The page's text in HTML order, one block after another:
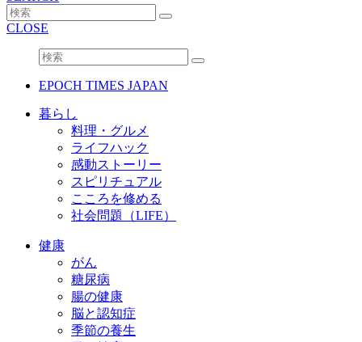
CLOSE
EPOCH TIMES JAPAN
暮らし
料理・グルメ
ライフハック
感動ストーリー
スピリチュアル
こころを修める
社会問題（LIFE）
健康
がん
糖尿病
腸の健康
脳と認知症
季節の養生